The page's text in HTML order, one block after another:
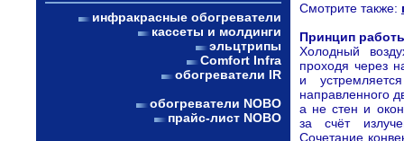
инфракрасные обогреватели
кассеты и молдинги
эльцтрипы
Comfort Infra
обогреватели IR
обогреватели NOBO
прайс-лист NOBO
Смотрите также:
Принцип
Холодный
проходя через
и
направленного
а не стен и
за счёт
Сочетание